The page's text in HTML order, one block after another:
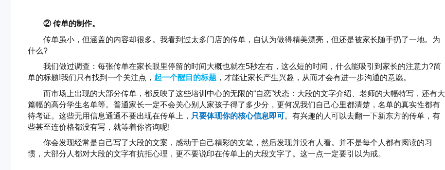
② 传单的制作。
传单虽小，但涵盖的内容却很多。我看到过太多门店的传单，自认为做得精美漂亮，但还是被家长随手扔了一地。为
什么?
我们做过调查：每张传单在家长眼里停留的时间大概也就在5秒左右，这么短的时间，什么能吸引到家长的注意力?简
单的标题!我们只有找到一个关注点， 起一个醒目的标题 ，才能让家长产生兴趣，从而才会有进一步沟通的意愿。
而市场上出现的大部分传单，都反映了这些培训中心的无限的“自恋”状态：大段的文字介绍、老师的大幅特写，还有大
篇幅的高分学生名单等。普通家长一定不会关心别人家孩子得了多少分，更何况我们自己心里都清楚，名单的真实性都有
待考证。这些无用信息通通不要出现在传单上， 只要体现你的核心信息即可。有兴趣的人可以去翻一下新东方的传单，有
些甚至连价格都没有写，就等着你咨询呢!
你会发现经常是自己写了大段的文案，感动于自己精彩的文笔，然后发现并没有人看。并不是每个人都有阅读的习
惯，大部分人都对大段的文字有抗拒心理，更不要说印在传单上的大段文字了。这一点一定要引以为戒。